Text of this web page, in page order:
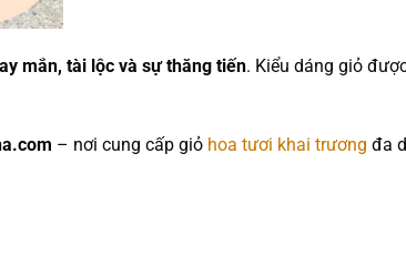
mắn, tài lộc và sự thăng tiến. Kiểu dáng giỏ
– nơi cung cấp giỏ hoa tươi khai trương đa